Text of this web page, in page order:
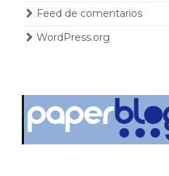
Feed de comentarios
WordPress.org